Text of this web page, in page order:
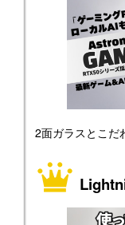
2面ガラスとこだ